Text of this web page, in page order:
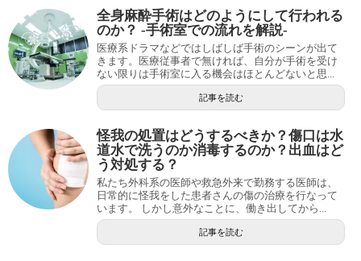
全身麻酔手術はどのようにして行われる
のか？ -手術室での流れを解説-
医療系ドラマなどではしばしば手術のシーンが出て
きます。医療従事者で無ければ、自分が手術を受け
ない限りは手術室に入る機会はほとんどないと思...
記事を読む
怪我の処置はどうするべきか？傷口は水
道水で洗うのか消毒するのか？出血はど
う対処する？
私たち外科系の医師や救急外来で勤務する医師は、
日常的に怪我をした患者さんの傷の治療を行なって
います。 しかし意外なことに、働き出してから...
記事を読む